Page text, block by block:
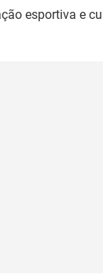
esportiva e